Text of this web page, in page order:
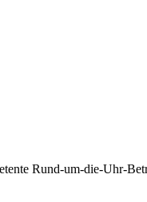
Rund-um-die-Uhr-